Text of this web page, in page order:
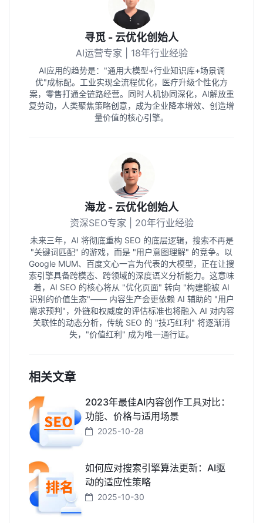
寻觅 - 云优化创始人
AI运营专家 | 18年行业经验
AI应用的趋势是："通用大模型+行业知识库+场景调
优"成标配。工业实现全流程优化，医疗升级个性化方
案，零售打通全链路经营。同时人机协同深化，AI解放重
复劳动，人类聚焦策略创意，成为企业降本增效、创造增
量价值的核心引擎。
海龙 - 云优化创始人
资深SEO专家 | 20年行业经验
未来三年，AI 将彻底重构 SEO 的底层逻辑，搜索不再是
"关键词匹配" 的游戏，而是 "用户意图理解" 的竞争。以
Google MUM、百度文心一言为代表的大模型，正在让搜
索引擎具备跨模态、跨领域的深度语义分析能力。这意味
着，AI SEO 的核心将从 "优化页面" 转向 "构建能被 AI
识别的价值生态"—— 内容生产会更依赖 AI 辅助的 "用户
需求预判"，外链和权威度的评估标准也将融入 AI 对内容
关联性的动态分析，传统 SEO 的 "技巧红利" 将逐渐消
失，"价值红利" 成为唯一通行证。
相关文章
2023年最佳AI内容创作工具对比：
功能、价格与适用场景
2025-10-28
如何应对搜索引擎算法更新：AI驱
动的适应性策略
2025-10-30